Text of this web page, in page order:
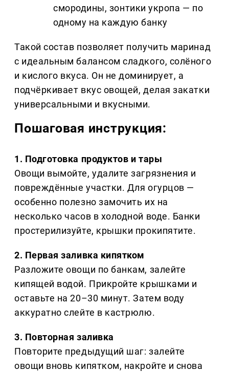
смородины, зонтики укропа — по
одному на каждую банку
Такой состав позволяет получить маринад
с идеальным балансом сладкого, солёного
и кислого вкуса. Он не доминирует, а
подчёркивает вкус овощей, делая закатки
универсальными и вкусными.
Пошаговая инструкция:
1. Подготовка продуктов и тары
Овощи вымойте, удалите загрязнения и
повреждённые участки. Для огурцов —
особенно полезно замочить их на
несколько часов в холодной воде. Банки
простерилизуйте, крышки прокипятите.
2. Первая заливка кипятком
Разложите овощи по банкам, залейте
кипящей водой. Прикройте крышками и
оставьте на 20–30 минут. Затем воду
аккуратно слейте в кастрюлю.
3. Повторная заливка
Повторите предыдущий шаг: залейте
овощи вновь кипятком, накройте и снова